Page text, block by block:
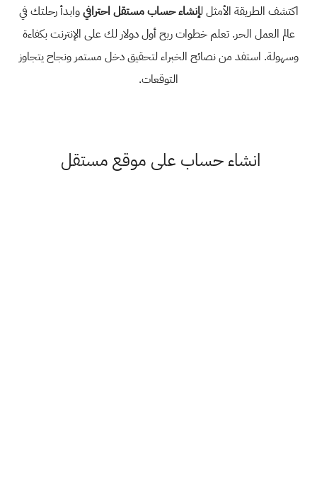
اكتشف الطريقة الأمثللإنشاء حساب مستقل احترافيوابدأ رحلتك في
عالم العمل الحر. تعلم خطوات ربح أول دولار لك على الإنترنت بكفاءة
وسهولة. استفد من نصائح الخبراء لتحقيق دخل مستمر ونجاح يتجاوز
التوقعات.
انشاء حساب على موقع مستقل